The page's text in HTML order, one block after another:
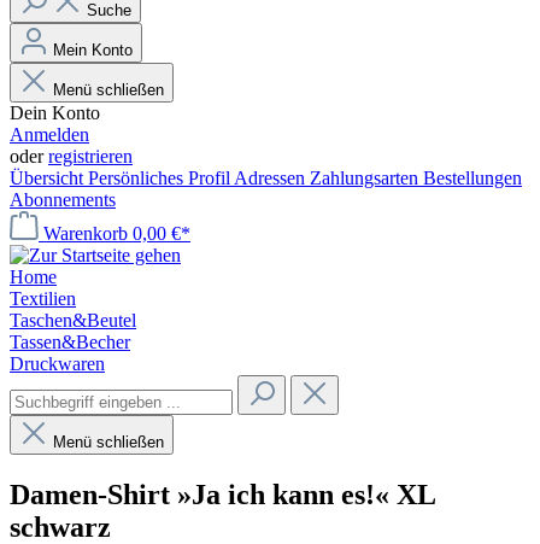
Suche
Mein Konto
Menü schließen
Dein Konto
Anmelden
oderregistrieren
Übersicht Persönliches Profil Adressen Zahlungsarten Bestellungen
Abonnements
Warenkorb 0,00 €*
Home
Textilien
Taschen&Beutel
Tassen&Becher
Druckwaren
Menü schließen
Damen-Shirt »Ja ich kann es!« XL
schwarz